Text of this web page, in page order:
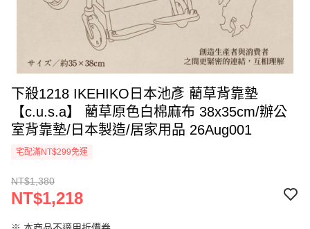
下殺1218 IKEHIKO日本池彥 藺草背靠墊
【c.u.s.a】 藺草原色白棉麻布 38x35cm/辦公
室背靠墊/日本製造/居家用品 26Aug001
宅配滿NT$299免運
NT$1,380
NT$1,218